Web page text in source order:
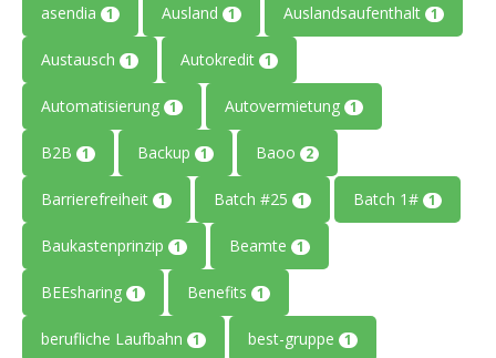
asendia 1 Ausland 1 Auslandsaufenthalt 1
Austausch 1 Autokredit 1
Automatisierung 1 Autovermietung 1
B2B 1 Backup 1 Baoo 2
Barrierefreiheit 1 Batch #25 1 Batch 1# 1
Baukastenprinzip 1 Beamte 1
BEEsharing 1 Benefits 1
berufliche Laufbahn 1 best-gruppe 1